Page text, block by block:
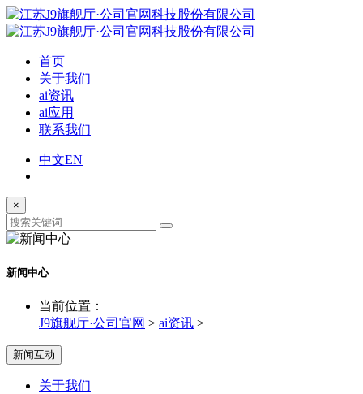
首页
关于我们
ai资讯
ai应用
联系我们
中文EN
×
新闻中心
当前位置：
J9旗舰厅·公司官网 > ai资讯 >
新闻互动
关于我们